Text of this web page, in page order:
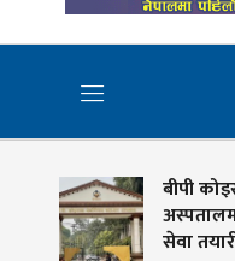
बीपी
सेवा